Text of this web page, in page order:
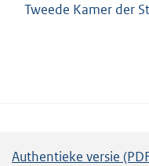
Tweede Kamer der
Authentieke versie